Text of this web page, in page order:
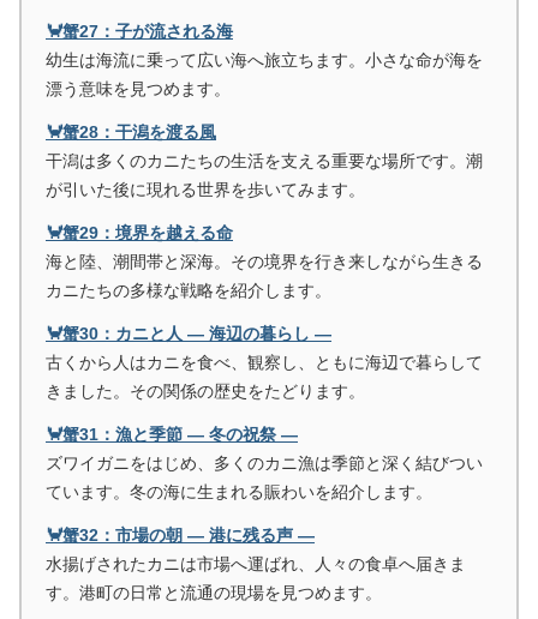
🦀蟹27：子が流される海
幼生は海流に乗って広い海へ旅立ちます。小さな命が海を
漂う意味を見つめます。
🦀蟹28：干潟を渡る風
干潟は多くのカニたちの生活を支える重要な場所です。潮
が引いた後に現れる世界を歩いてみます。
🦀蟹29：境界を越える命
海と陸、潮間帯と深海。その境界を行き来しながら生きる
カニたちの多様な戦略を紹介します。
🦀蟹30：カニと人 ― 海辺の暮らし ―
古くから人はカニを食べ、観察し、ともに海辺で暮らして
きました。その関係の歴史をたどります。
🦀蟹31：漁と季節 ― 冬の祝祭 ―
ズワイガニをはじめ、多くのカニ漁は季節と深く結びつい
ています。冬の海に生まれる賑わいを紹介します。
🦀蟹32：市場の朝 ― 港に残る声 ―
水揚げされたカニは市場へ運ばれ、人々の食卓へ届きま
す。港町の日常と流通の現場を見つめます。